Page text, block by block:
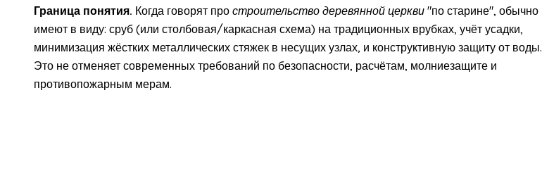
Граница понятия. Когда говорят про строительство деревянной церкви "по старине", обычно
имеют в виду: сруб (или столбовая/каркасная схема) на традиционных врубках, учёт усадки,
минимизация жёстких металлических стяжек в несущих узлах, и конструктивную защиту от воды.
Это не отменяет современных требований по безопасности, расчётам, молниезащите и
противопожарным мерам.